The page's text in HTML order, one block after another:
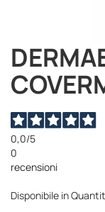
0,0/5
0
recensioni
Disponibile in
Vai
all'inizio
della
galleria
immagini